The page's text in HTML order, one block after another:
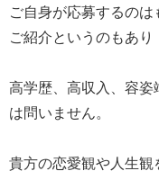
ご自身が応募するの
ご紹介というのもあり
高学歴、高収入、容
は問いません。
貴方の恋愛観や人生観